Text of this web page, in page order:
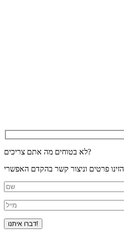
לא בטוחים מה אתם צריכים?
הזינו פרטים וניצור קשר בהקדם האפשרי